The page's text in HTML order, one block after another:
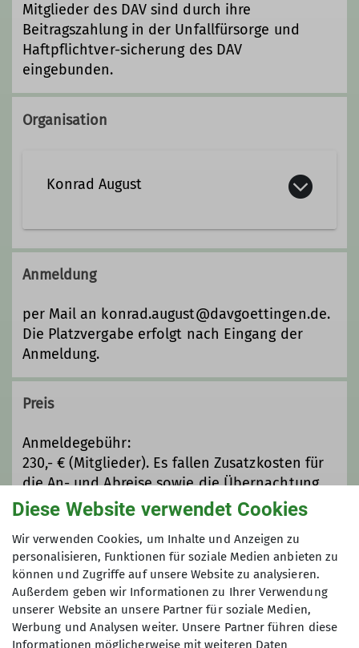
Mitglieder des DAV sind durch ihre
Beitragszahlung in der Unfallfürsorge und
Haftpflichtver-sicherung des DAV
eingebunden.
Organisation
Konrad August
konrad.august@davgoettingen.de
Qualifikationen
Trainer*in C Skibergsteigen
Anmeldung
per Mail an konrad.august@davgoettingen.de.
Die Platzvergabe erfolgt nach Eingang der
Anmeldung.
Preis
Anmeldegebühr:
230,- € (Mitglieder). Es fallen Zusatzkosten für
die An- und Abreise sowie die Übernachtung
und Verpflegung (Ü+HP im MBZ ca. 60€/Nacht),
Maximale Teilnehmeranzahl
6
Diese Website verwendet Cookies
Wir verwenden Cookies, um Inhalte und Anzeigen zu
personalisieren, Funktionen für soziale Medien anbieten zu
können und Zugriffe auf unsere Website zu analysieren.
Außerdem geben wir Informationen zu Ihrer Verwendung
unserer Website an unsere Partner für soziale Medien,
Werbung und Analysen weiter. Unsere Partner führen diese
Informationen möglicherweise mit weiteren Daten